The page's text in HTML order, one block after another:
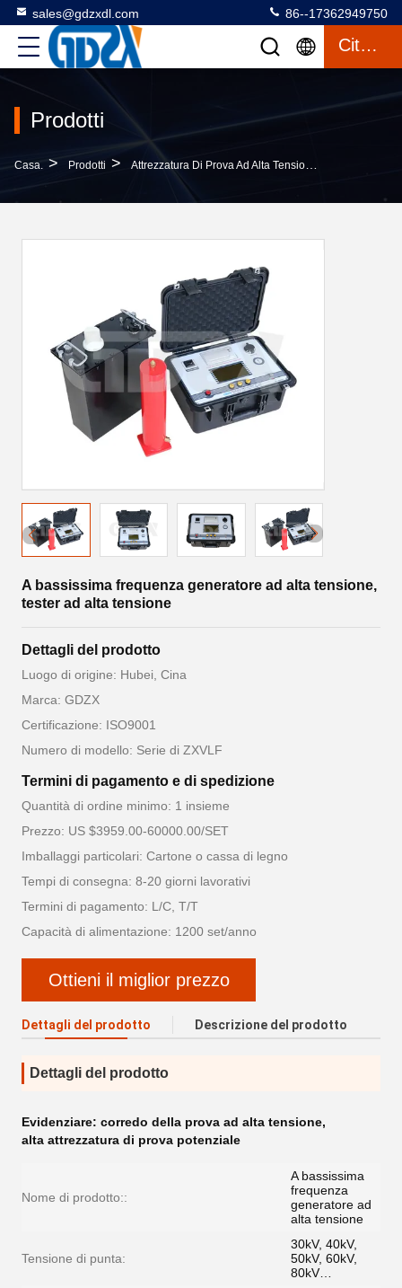
sales@gdzxdl.com 86--17362949750
Citazione
Prodotti
Casa. > Prodotti > Attrezzatura Di Prova Ad Alta Tensione
A bassissima frequenza generatore ad alta tensione,
tester ad alta tensione
Dettagli del prodotto
Luogo di origine: Hubei, Cina
Marca: GDZX
Certificazione: ISO9001
Numero di modello: Serie di ZXVLF
Termini di pagamento e di spedizione
Quantità di ordine minimo: 1 insieme
Prezzo: US $3959.00-60000.00/SET
Imballaggi particolari: Cartone o cassa di legno
Tempi di consegna: 8-20 giorni lavorativi
Termini di pagamento: L/C, T/T
Capacità di alimentazione: 1200 set/anno
Ottieni il miglior prezzo
Dettagli del prodotto Descrizione del prodotto
Dettagli del prodotto
Evidenziare: corredo della prova ad alta tensione,
alta attrezzatura di prova potenziale
Nome di prodotto::
A bassissima
frequenza
generatore ad
alta tensione
Tensione di punta:
30kV, 40kV,
50kV, 60kV,
80kV…